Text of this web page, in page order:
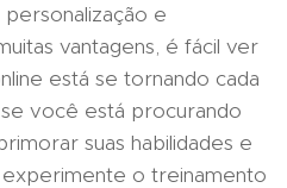
e
vantagens, é fácil ver
está se tornando cada
você está procurando
suas habilidades e
o treinamento